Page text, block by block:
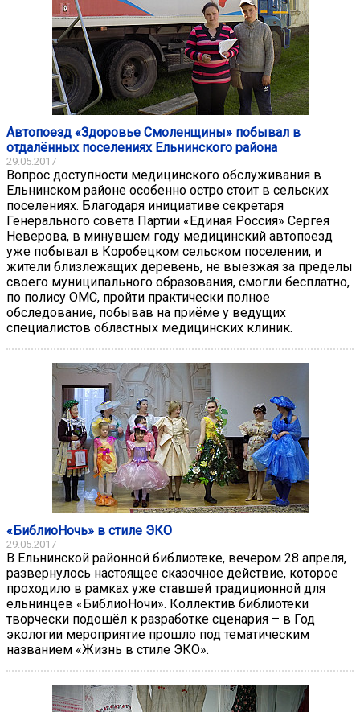
Автопоезд «Здоровье Смоленщины» побывал в
отдалённых поселениях Ельнинского района
29.05.2017
Вопрос доступности медицинского обслуживания в
Ельнинском районе особенно остро стоит в сельских
поселениях. Благодаря инициативе секретаря
Генерального совета Партии «Единая Россия» Сергея
Неверова, в минувшем году медицинский автопоезд
уже побывал в Коробецком сельском поселении, и
жители близлежащих деревень, не выезжая за пределы
своего муниципального образования, смогли бесплатно,
по полису ОМС, пройти практически полное
обследование, побывав на приёме у ведущих
специалистов областных медицинских клиник.
«БиблиоНочь» в стиле ЭКО
29.05.2017
В Ельнинской районной библиотеке, вечером 28 апреля,
развернулось настоящее сказочное действие, которое
проходило в рамках уже ставшей традиционной для
ельнинцев «БиблиоНочи». Коллектив библиотеки
творчески подошёл к разработке сценария – в Год
экологии мероприятие прошло под тематическим
названием «Жизнь в стиле ЭКО».